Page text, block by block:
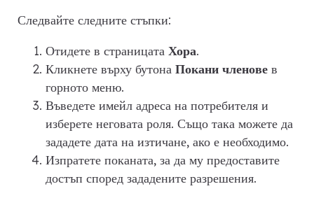
Следвайте следните стъпки:
Отидете в страницата Хора.
Кликнете върху бутона Покани членове в
горното меню.
Въведете имейл адреса на потребителя и
изберете неговата роля. Също така можете да
зададете дата на изтичане, ако е необходимо.
Изпратете поканата, за да му предоставите
достъп според зададените разрешения.